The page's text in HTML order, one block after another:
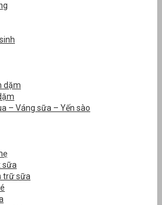
dặm
– Váng sữa – Yến sào
sữa
trữ sữa